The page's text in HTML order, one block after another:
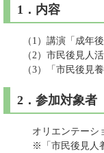
1．内容
（1）講演「成年後
（2）市民後見人活
（3）「市民後見養
2．参加対象者
オリエンテーショ
※「市民後見人養成